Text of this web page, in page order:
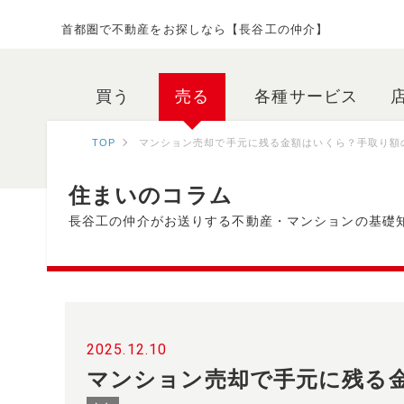
首都圏で不動産をお探しなら【長谷工の仲介】
買う 売る 各種サービス
TOP マンション売却で手元に残る金額はいくら？手取り
住まいのコラム
長谷工の仲介がお送りする不動産・マンションの基礎
2025.12.10
マンション売却で手元に残る